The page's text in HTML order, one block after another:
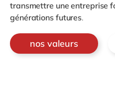
transmettre une entreprise
générations futures.
nos valeurs